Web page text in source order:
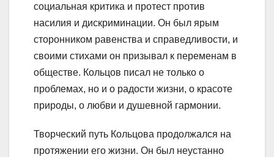
социальная критика и протест против
насилия и дискриминации. Он был ярым
сторонником равенства и справедливости, и
своими стихами он призывал к переменам в
обществе. Кольцов писал не только о
проблемах, но и о радости жизни, о красоте
природы, о любви и душевной гармонии.
Творческий путь Кольцова продолжался на
протяжении его жизни. Он был неустанно